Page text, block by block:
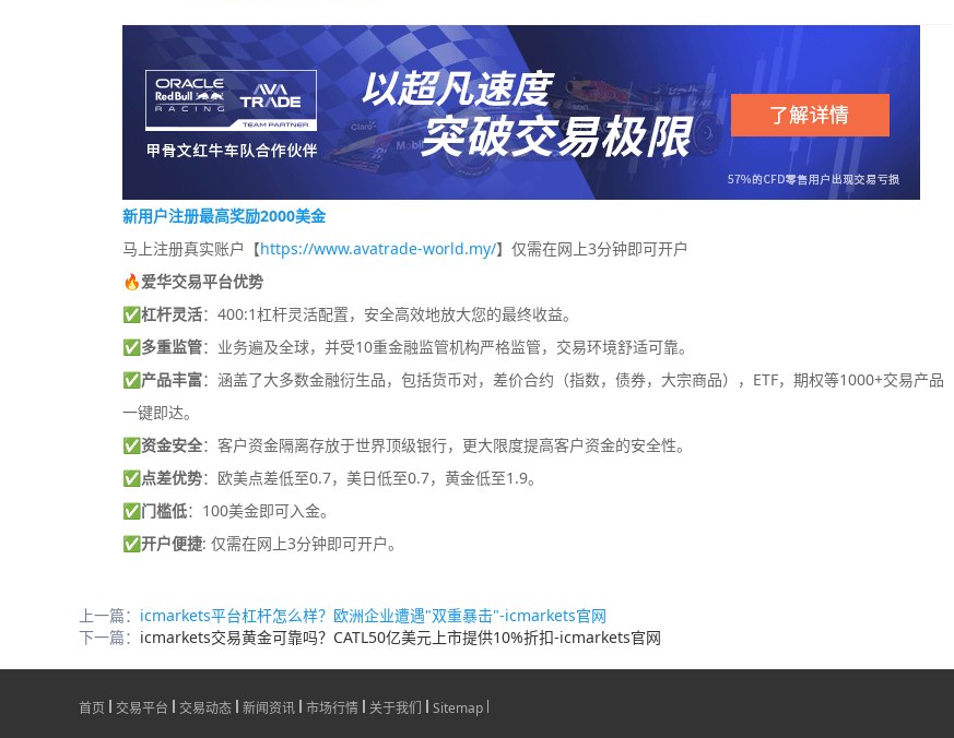
新用户注册最高奖励2000美金
马上注册真实账户【https://www.avatrade-world.my/】仅需在网上3分钟即可开户
🔥爱华交易平台优势
✅杠杆灵活：400:1杠杆灵活配置，安全高效地放大您的最终收益。
✅多重监管：业务遍及全球，并受10重金融监管机构严格监管，交易环境舒适可靠。
✅产品丰富：涵盖了大多数金融衍生品，包括货币对，差价合约（指数，债券，大宗商品），ETF，期权等1000+交易产品
一键即达。
✅资金安全：客户资金隔离存放于世界顶级银行，更大限度提高客户资金的安全性。
✅点差优势：欧美点差低至0.7，美日低至0.7，黄金低至1.9。
✅门槛低：100美金即可入金。
✅开户便捷: 仅需在网上3分钟即可开户。
上一篇： icmarkets平台杠杆怎么样？欧洲企业遭遇"双重暴击"-icmarkets官网
下一篇： icmarkets交易黄金可靠吗？CATL50亿美元上市提供10%折扣-icmarkets官网
首页 交易平台 交易动态 新闻资讯 市场行情 关于我们 Sitemap